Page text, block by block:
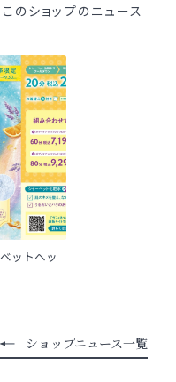
このショップのニュース
ットヘッ
ショップニュース一覧